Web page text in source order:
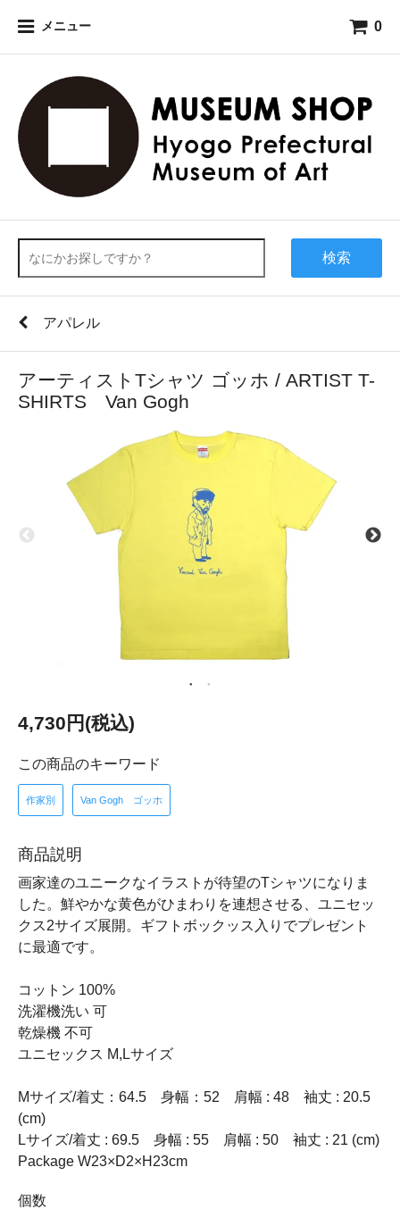
メニュー 0
検索
アパレル
アーティストTシャツ ゴッホ / ARTIST T-
SHIRTS Van Gogh
4,730円(税込)
この商品のキーワード
作家別 Van Gogh ゴッホ
商品説明
画家達のユニークなイラストが待望のTシャツになりま
した。鮮やかな黄色がひまわりを連想させる、ユニセッ
クス2サイズ展開。ギフトボックッス入りでプレゼント
に最適です。
コットン 100%
洗濯機洗い 可
乾燥機 不可
ユニセックス M,Lサイズ
Mサイズ/着丈：64.5 身幅：52 肩幅 : 48 袖丈 : 20.5
(cm)
Lサイズ/着丈 : 69.5 身幅 : 55 肩幅 : 50 袖丈 : 21 (cm)
Package W23×D2×H23cm
個数